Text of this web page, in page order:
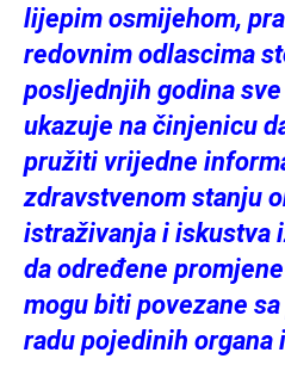
lijepim osmijehom,
redovnim odlascima
posljednjih godina
ukazuje na činjenicu
pružiti vrijedne
zdravstvenom stanju
istraživanja i iskustva
da određene
mogu biti povezane
radu pojedinih organa